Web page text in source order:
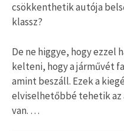
csökkenthetik autója
klassz?
De ne higgye, hogy ezzel
kelteni, hogy a járművét
amint beszáll. Ezek a
elviselhetőbbé tehetik
van. …